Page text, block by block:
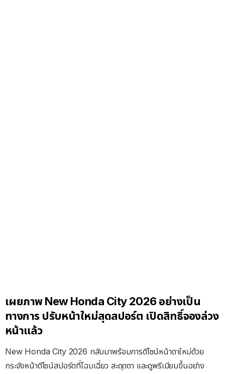
เผยภาพ New Honda City 2026 อย่างเป็น
ทางการ ปรับหน้าใหม่สุดสปอร์ต เปิดสิทธิ์จองล่วง
หน้าแล้ว
New Honda City 2026 กลับมาพร้อมการดีไซน์หน้าตาใหม่ด้วย
กระจังหน้าดีไซน์สปอร์ตที่โฉบเฉี่ยว สะดุดตา และดูพรีเมียมขึ้นอย่าง